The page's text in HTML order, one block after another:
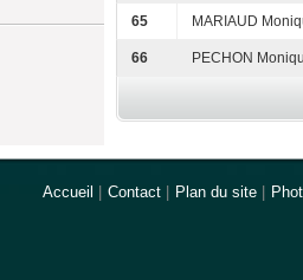
65 MARIAUD
66 PECHON
Accueil Contact Plan du site